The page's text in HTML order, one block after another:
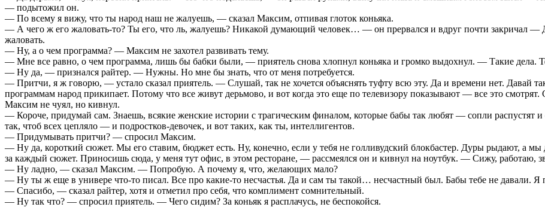
— подытожил он.
— По всему я вижу, что ты народ наш не жалуешь, — сказал Максим, отпивая глоток коньяка.
— А чего ж его жаловать-то? Ты его, что ль, жалуешь? Никакой думающий человек… — он прервался и вдруг почти закричал —
жаловать.
— Ну, а о чем программа? — Максим не захотел развивать тему.
— Мне все равно, о чем программа, лишь бы бабки были, — приятель снова хлопнул коньяка и громко выдохнул. — Такие дела.
— Ну да, — признался райтер. — Нужны. Но мне бы знать, что от меня потребуется.
— Притчи, я ж говорю, — устало сказал приятель. — Слушай, так не хочется объяснять туфту всю эту. Да и времени нет. Давай
программам народ прикипает. Потому что все живут дерьмово, и вот когда это еще по телевизору показывают — все это
Максим не чуял, но кивнул.
— Короче, придумай сам. Знаешь, всякие женские истории с трагическим финалом, которые бабы так любят — сопли распустят
так, чтоб всех цепляло — и подростков-девочек, и вот таких, как ты, интеллигентов.
— Придумывать притчи? — спросил Максим.
— Ну да, короткий сюжет. Мы его ставим, бюджет есть. Ну, конечно, если у тебя не голливудский блокбастер. Дуры рыдают, а мы
за каждый сюжет. Приносишь сюда, у меня тут офис, в этом ресторане, — рассмеялся он и кивнул на ноутбук. — Сижу,
— Ну ладно, — сказал Максим. — Попробую. А почему я, что, желающих мало?
— Ну ты ж еще в универе что-то писал. Все про какие-то несчастья. Да и сам ты такой… несчастный был. Бабы тебе не давали. Я
— Спасибо, — сказал райтер, хотя и отметил про себя, что комплимент сомнительный.
— Ну так что? — спросил приятель. — Чего сидим? За коньяк я расплачусь, не беспокойся.